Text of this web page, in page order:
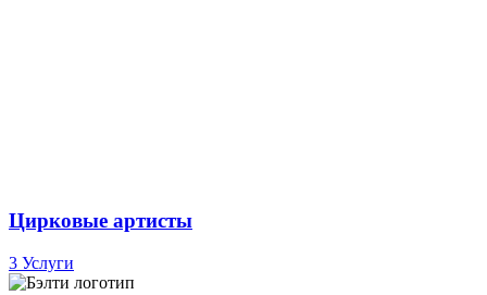
Цирковые артисты
3 Услуги